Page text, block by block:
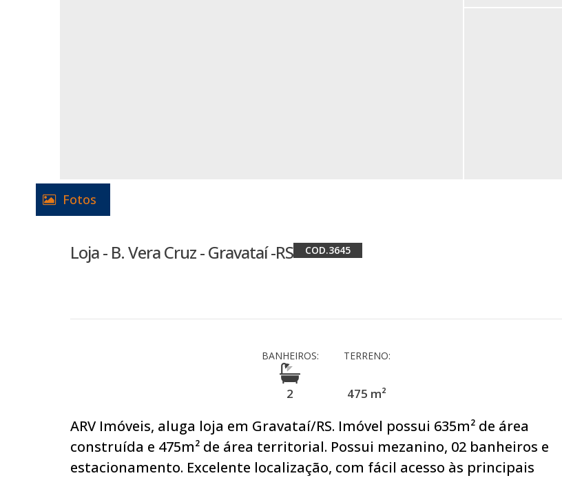
Fotos
Loja - B. Vera Cruz - Gravataí -RS 3645
BANHEIROS:
2
TERRENO:
475 m²
ARV Imóveis, aluga loja em Gravataí/RS. Imóvel possui 635m² de área
construída e 475m² de área territorial. Possui mezanino, 02 banheiros e
estacionamento. Excelente localização, com fácil acesso às principais